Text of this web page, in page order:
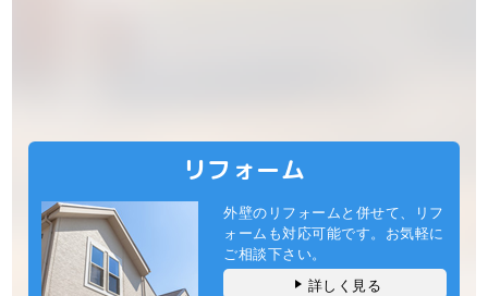
リフォーム
外壁のリフォームと併せて、リフ
ォームも対応可能です。お気軽に
ご相談下さい。
詳しく見る